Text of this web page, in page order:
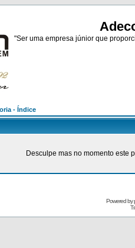
"Ser uma empresa júnior que
- Índice
Desculpe mas no momento este
Powered by